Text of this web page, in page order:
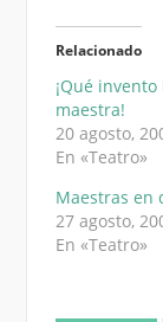
Relacionado
¡Qué invento
maestra!
20 agosto,
En «Teatro»
Maestras en
27 agosto,
En «Teatro»